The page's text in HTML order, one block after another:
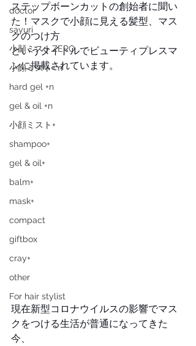
doctor
sayuri
小顔ミストZERO
小顔ミスト+ｎ
hard gel +n
gel & oil +n
小顔ミスト+
shampoo+
gel & oil+
balm+
mask+
compact
giftbox
cray+
other
For hair stylist
ステップボーンカットの創始者に聞い
た！マスクで小顔に見える髪型、マス
クのつけ方
というタイトルでビューティプレスマ
ンに掲載されています。
現在新型コロナウイルスの影響でマス
クをつける生活が普通になってきた
今、